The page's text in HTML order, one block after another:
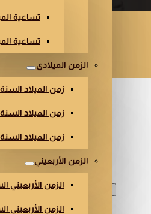
تساعية
تساعية
الزمن الميلادي
زمن الميلاد السنة
زمن الميلاد
زمن الميلاد
الزمن الأربعيني
الزمن الأربعيني
الزمن الأربعيني